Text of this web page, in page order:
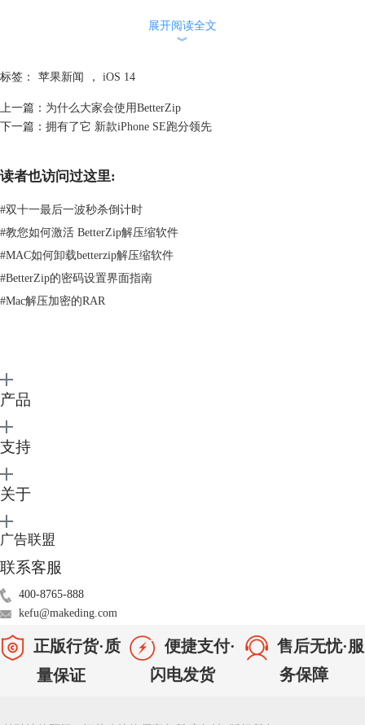
图2 ：Safari
动和动态内容，即使用户还没有安装他们应用程序的完整版本。
扫描链接到应用程序的代码，然后直接通过屏幕上显示的卡片与其交互。
其实在安卓系统中已经拥有类似的功能，名字叫做“Slices”。本质上来
说，它是个UI展示模块，能够在搜索APP、语音助手、关键字识别等动作
Spotlight集成的可能，尽管iOS 14测试版代码只提到它是通过二维码工作
的。
苹果也正在与其他平台一起测试iOS 14的这项新功能，以便尽早部署新的
API，相信这项技术也能解决不少用户的app体验问题。
除了iOS系统外，Mac系统中也存在一些令用户感到困扰的问题。例如，
Mac OS 对于大部分压缩格式并不支持。这就需要我们下载来自第三方平
台的解压缩软件。
展开阅读全文
︾
标签： 苹果新闻 ， iOS 14
上一篇： 为什么大家会使用BetterZip
下一篇： 拥有了它 新款iPhone SE跑分领先
读者也访问过这里:
#双十一最后一波秒杀倒计时
#教您如何激活 BetterZip解压缩软件
#MAC如何卸载betterzip解压缩软件
#BetterZip的密码设置界面指南
#Mac解压加密的RAR
产品
支持
关于
广告联盟
联系客服
400-8765-888
kefu@makeding.com
正版行货·质
量保证
便捷支付·
闪电发货
售后无忧·服
务保障